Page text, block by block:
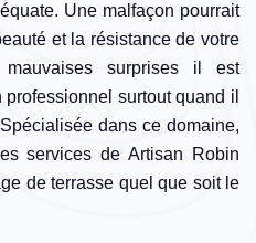
Une malfaçon pourrait
et la résistance de votre
surprises il est
surtout quand il
dans ce domaine,
services de Artisan Robin
de terrasse quel que soit le